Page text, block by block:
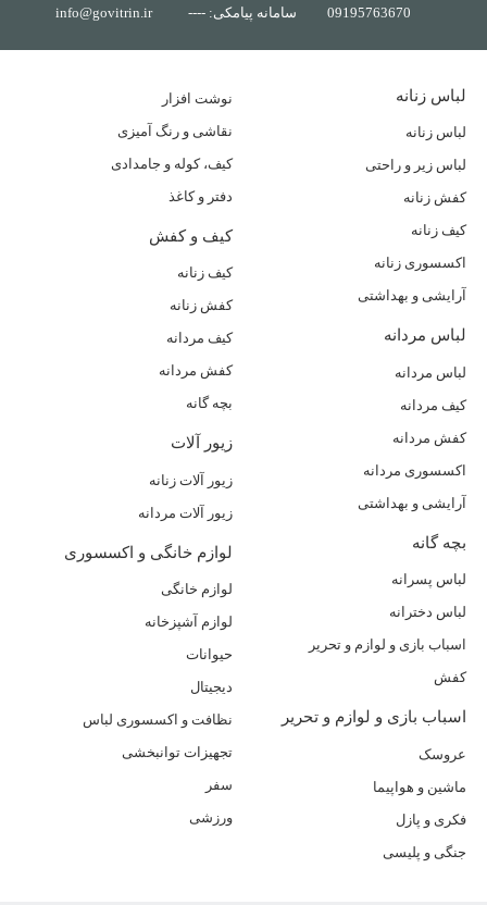
09195763670
سامانه پیامکی: ---- info@govitrin.ir
لباس زنانه
لباس زنانه
لباس زیر و راحتی
کفش زنانه
کیف زنانه
اکسسوری زنانه
آرایشی و بهداشتی
لباس مردانه
لباس مردانه
کیف مردانه
کفش مردانه
اکسسوری مردانه
آرایشی و بهداشتی
بچه گانه
لباس پسرانه
لباس دخترانه
اسباب بازی و لوازم و تحریر
کفش
اسباب بازی و لوازم و تحریر
عروسک
ماشین و هواپیما
فکری و پازل
جنگی و پلیسی
نوشت افزار
نقاشی و رنگ آمیزی
کیف، کوله و جامدادی
دفتر و کاغذ
کیف و کفش
کیف زنانه
کفش زنانه
کیف مردانه
کفش مردانه
بچه گانه
زیور آلات
زیور آلات زنانه
زیور آلات مردانه
لوازم خانگی و اکسسوری
لوازم خانگی
لوازم آشپزخانه
حیوانات
دیجیتال
نظافت و اکسسوری لباس
تجهیزات توانبخشی
سفر
ورزشی